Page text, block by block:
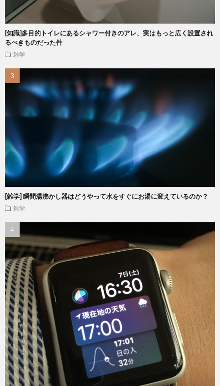
[知識]多目的トイレにあるシャワー付きのアレ、実はもっと広く設置され
るべきものだった件
雑学
[雑学] 瞬間湯沸かし器はどうやって水をすぐにお湯に変えているのか？
雑学